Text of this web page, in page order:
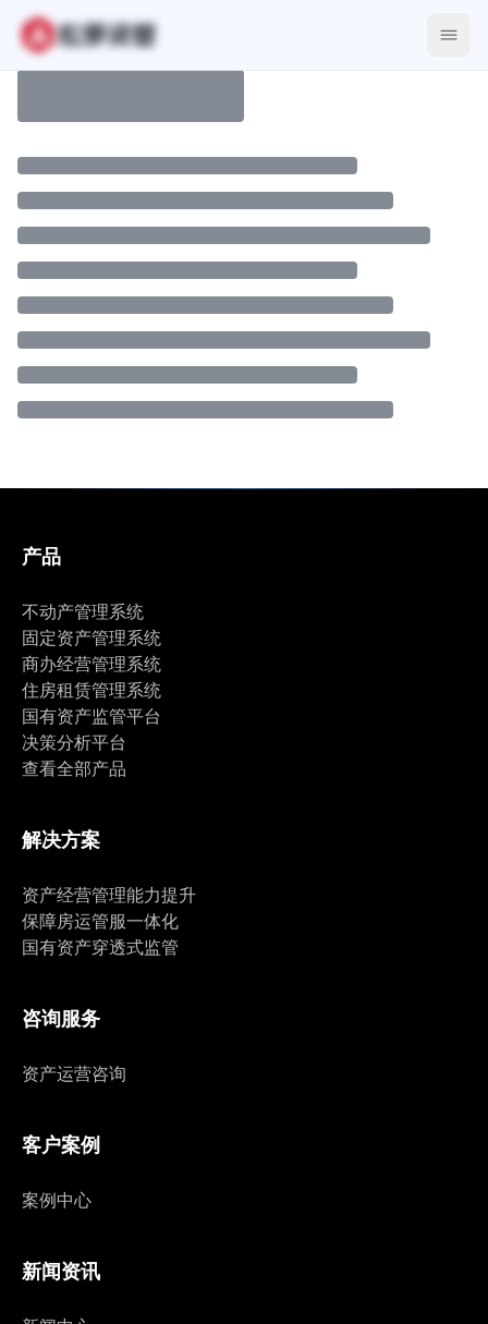
LaunchPad
产品
不动产管理系统
固定资产管理系统
商办经营管理系统
住房租赁管理系统
国有资产监管平台
决策分析平台
查看全部产品
解决方案
资产经营管理能力提升
保障房运管服一体化
国有资产穿透式监管
咨询服务
资产运营咨询
客户案例
案例中心
新闻资讯